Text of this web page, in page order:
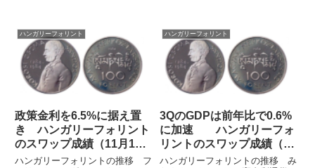
ハンガリーフォリント
政策金利を6.5%に据え置
き ハンガリーフォリント
のスワップ成績（11月16
日週）
ハンガリーフォリントの推移 フ
ハンガリーフォリント
3QのGDPは前年比で0.6%
に加速 ハンガリーフォ
リントのスワップ成績（10
月26日週）
ハンガリーフォリントの推移 み